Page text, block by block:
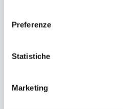
Preferenze
Statistiche
Marketing